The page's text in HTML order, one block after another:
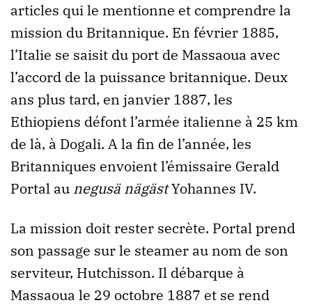
articles qui le mentionne et comprendre la
mission du Britannique. En février 1885,
l’Italie se saisit du port de Massaoua avec
l’accord de la puissance britannique. Deux
ans plus tard, en janvier 1887, les
Ethiopiens défont l’armée italienne à 25 km
de là, à Dogali. A la fin de l’année, les
Britanniques envoient l’émissaire Gerald
Portal au negusä nägästYohannes IV.
La mission doit rester secrète. Portal prend
son passage sur le steamer au nom de son
serviteur, Hutchisson. Il débarque à
Massaoua le 29 octobre 1887 et se rend